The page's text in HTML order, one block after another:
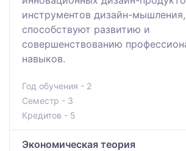
инструментов дизайн-
способствуют развитию и
совершенствованию
навыков.
Год обучения - 2
Семестр - 3
Кредитов - 5
Экономическая теория